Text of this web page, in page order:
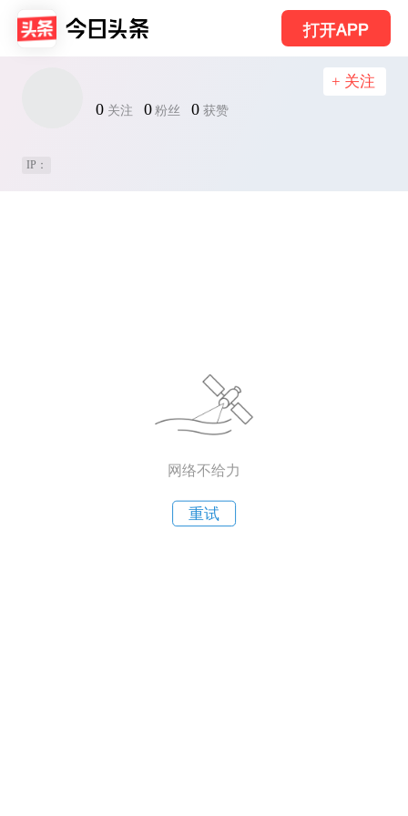
打开APP
0 关注 0 粉丝 0 获赞
+ 关注
IP：
网络不给力
重试